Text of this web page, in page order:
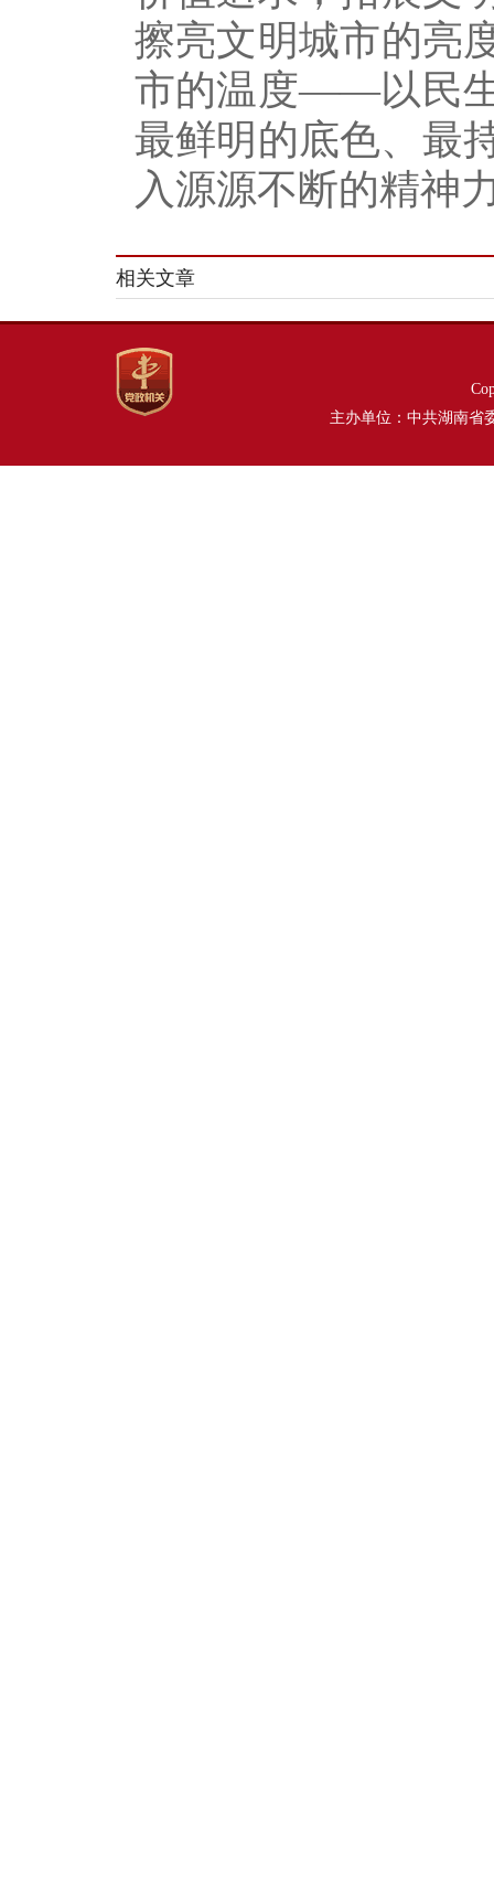
擦亮文明城市的亮
市的温度——以民
最鲜明的底色、最
入源源不断的精神
相关文章
主办单位：中共湖南省